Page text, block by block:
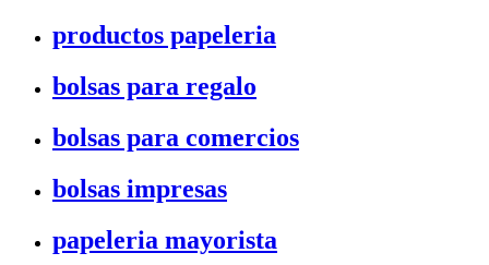
productos papeleria
bolsas para regalo
bolsas para comercios
bolsas impresas
papeleria mayorista